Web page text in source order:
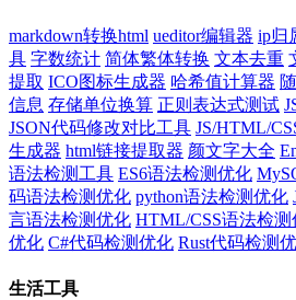
markdown转换html ueditor编辑器 ip归
具 字数统计 简体繁体转换 文本去重
提取 ICO图标生成器 哈希值计算器
信息 存储单位换算 正则表达式测试
JSON代码修改对比工具 JS/HTML/
生成器 html链接提取器 颜文字大全
语法检测工具 ES6语法检测优化
码语法检测优化 python语法检测优化
言语法检测优化 HTML/CSS语法检测
优化 C#代码检测优化 Rust代码检测
生活工具